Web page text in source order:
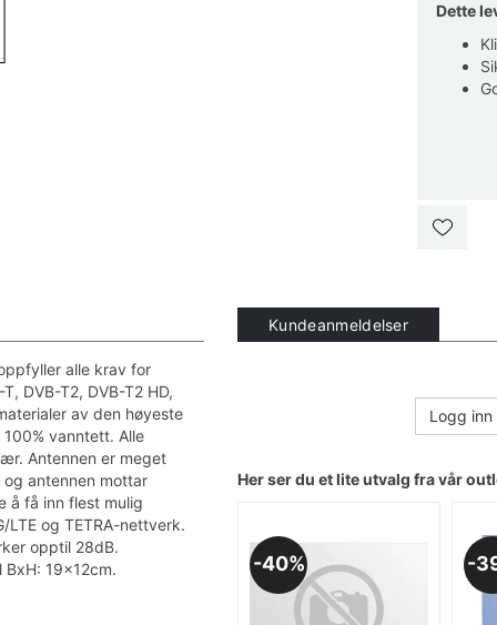
Dette
alle krav for
DVB-T2, DVB-T2 HD,
av den høyeste
vanntett. Alle
Antennen er meget
antennen mottar
å få inn flest mulig
LTE og TETRA-nettverk.
opptil 28dB.
19x12cm.
Kundeanmeldelser
Logg inn
Her ser du et lite utvalg fra vår
40%